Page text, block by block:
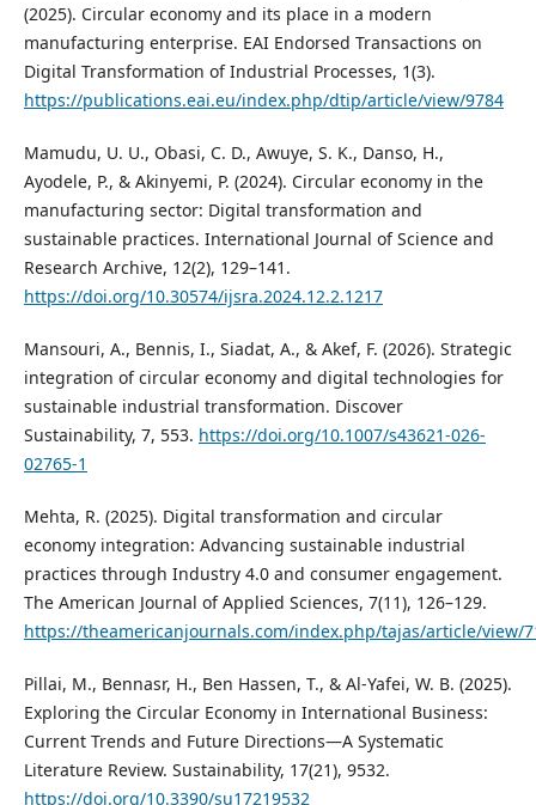
(2025). Circular economy and its place in a modern
manufacturing enterprise. EAI Endorsed Transactions on
Digital Transformation of Industrial Processes, 1(3).
https://publications.eai.eu/index.php/dtip/article/view/9784
Mamudu, U. U., Obasi, C. D., Awuye, S. K., Danso, H.,
Ayodele, P., & Akinyemi, P. (2024). Circular economy in the
manufacturing sector: Digital transformation and
sustainable practices. International Journal of Science and
Research Archive, 12(2), 129–141.
https://doi.org/10.30574/ijsra.2024.12.2.1217
Mansouri, A., Bennis, I., Siadat, A., & Akef, F. (2026). Strategic
integration of circular economy and digital technologies for
sustainable industrial transformation. Discover
Sustainability, 7, 553. https://doi.org/10.1007/s43621-026-
02765-1
Mehta, R. (2025). Digital transformation and circular
economy integration: Advancing sustainable industrial
practices through Industry 4.0 and consumer engagement.
The American Journal of Applied Sciences, 7(11), 126–129.
https://theamericanjournals.com/index.php/tajas/article/view/
Pillai, M., Bennasr, H., Ben Hassen, T., & Al-Yafei, W. B. (2025).
Exploring the Circular Economy in International Business:
Current Trends and Future Directions—A Systematic
Literature Review. Sustainability, 17(21), 9532.
https://doi.org/10.3390/su17219532